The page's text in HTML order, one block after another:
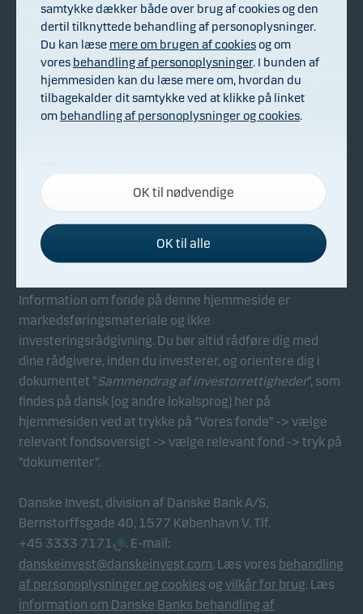
Til pressen
Whistleblowing
Kontakt os
Samarbejdspartnere
Vores porteføljeforvaltere
Andet
Finanstilsynet
Information om fonde på denne hjemmeside er
markedsføringsmateriale og ikke
investeringsrådgivning. Du bør altid rådføre dig med
dine rådgivere, inden du investerer, og orientere dig i
dokumentet ”Sammendrag af investorrettigheder”, som
findes på dansk (og andre lokalsprog) her på
hjemmesiden ved at trykke på ”Vores fonde” -> vælge
relevant fondsoversigt -> vælge relevant fond -> tryk på
”dokumenter”.
Danske Invest, division af Danske Bank A/S,
Bernstorffsgade 40, 1577 København V. Tlf.
+45 3333 7171
. E-mail:
danskeinvest@danskeinvest.com. Læs vores behandling
af personoplysninger og cookies og vilkår for brug. Læs
information om Danske Banks behandling af
samtykke dækker både over brug af cookies og den
dertil tilknyttede behandling af personoplysninger.
Du kan læse mere om brugen af cookiesog om
vores behandling af personoplysninger. I bunden af
hjemmesiden kan du læse mere om, hvordan du
tilbagekalder dit samtykke ved at klikke på linket
om behandling af personoplysninger og cookies.
Nødvendige
Disse cookies hjælper med at sikre, at vores
hjemmeside fungerer ved at aktivere
grundlæggende funktioner som for eksempel
sidenavigation og adgang til sikre områder på
Funktionelle
Funktionelle cookies gør det muligt for
hjemmesiden at huske dine valg af indstillinger.
Statistiske
Statistiske cookies gør det muligt at følge adfærden
for besøgende på vores hjemmeside. Dette sker i
optimere effektiviteten for vores hjemmeside.
Marketing
Disse cookies gør det muligt for os at identificere dig
(din enhed) og profilere din adfærd, så vi kan levere
OK til nødvendige
OK til alle